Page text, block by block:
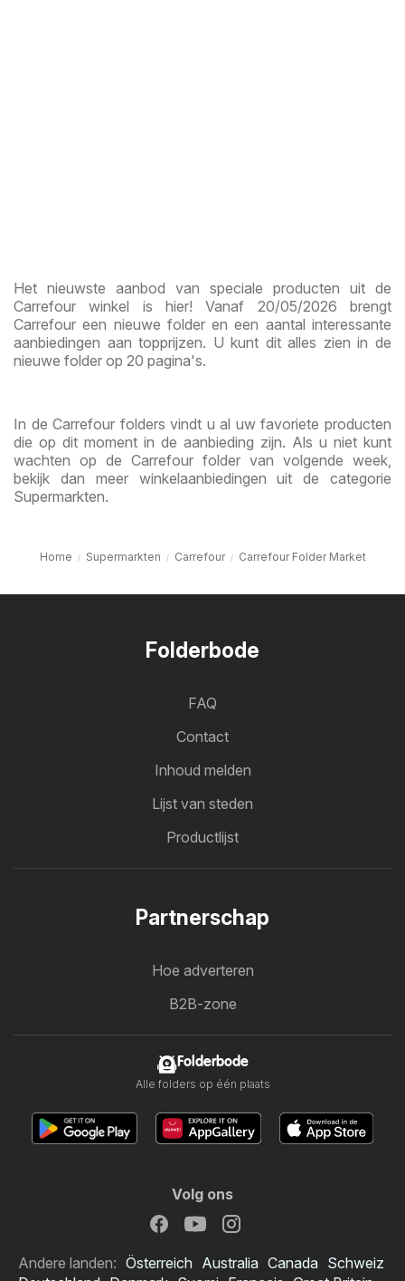
Het nieuwste aanbod van speciale producten uit de
Carrefour winkel is hier! Vanaf 20/05/2026 brengt
Carrefour een nieuwe folder en een aantal interessante
aanbiedingen aan topprijzen. U kunt dit alles zien in de
nieuwe folder op 20 pagina's.
In de Carrefour folders vindt u al uw favoriete producten
die op dit moment in de aanbieding zijn. Als u niet kunt
wachten op de Carrefour folder van volgende week,
bekijk dan meer winkelaanbiedingen uit de categorie
Supermarkten.
Home Supermarkten Carrefour Carrefour Folder Market
Folderbode
FAQ
Contact
Inhoud melden
Lijst van steden
Productlijst
Partnerschap
Hoe adverteren
B2B-zone
Folderbode
Alle folders op één plaats
Volg ons
Andere landen: Österreich Australia Canada Schweiz